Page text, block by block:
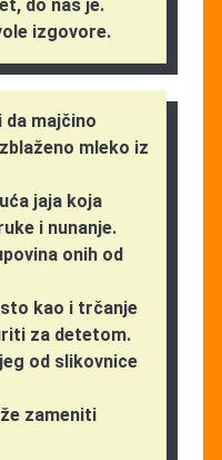
do nas je.
izgovore.
da majčino
mleko iz
jaja koja
i nunanje.
onih od
kao i trčanje
za detetom.
od slikovnice
zameniti